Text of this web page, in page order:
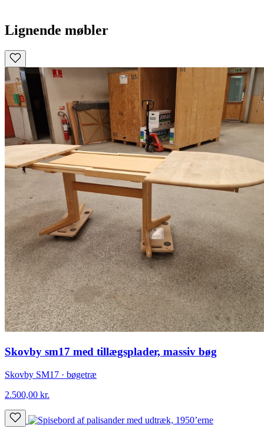
Lignende møbler
Skovby sm17 med tillægsplader, massiv bøg
Skovby SM17 · bøgetræ
2.500,00 kr.